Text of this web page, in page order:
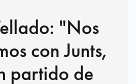
"Nos
con Junts,
partido de